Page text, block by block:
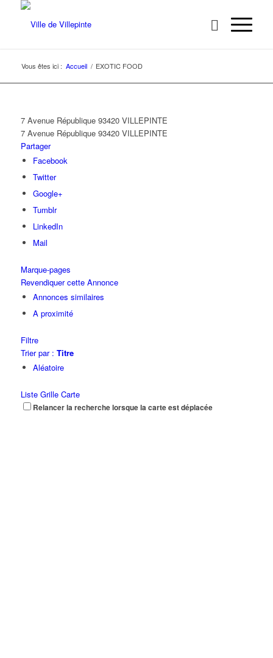
Vous êtes ici : Accueil / EXOTIC FOOD
7 Avenue République 93420 VILLEPINTE
7 Avenue République 93420 VILLEPINTE
Partager
Facebook
Twitter
Google+
Tumblr
LinkedIn
Mail
Marque-pages
Revendiquer cette Annonce
Annonces similaires
A proximité
Filtre
Trier par : Titre
Aléatoire
Liste Grille Carte
Relancer la recherche lorsque la carte est déplacée